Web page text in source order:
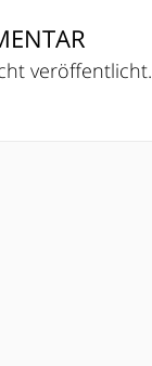
veröffentlicht.